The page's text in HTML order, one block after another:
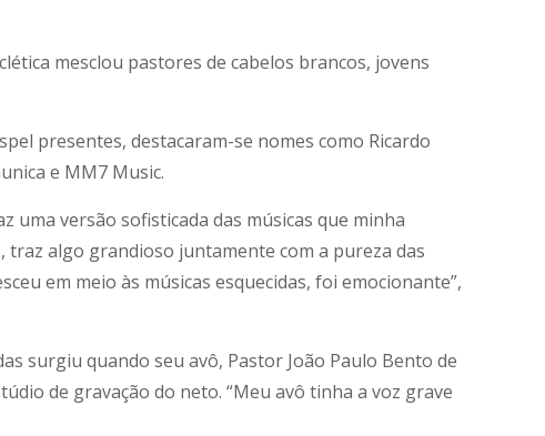
mesclou pastores de cabelos brancos, jovens
presentes, destacaram-se nomes como Ricardo
e MM7 Music.
uma versão sofisticada das músicas que minha
traz algo grandioso juntamente com a pureza das
em meio às músicas esquecidas, foi emocionante”,
surgiu quando seu avô, Pastor João Paulo Bento de
de gravação do neto. “Meu avô tinha a voz grave